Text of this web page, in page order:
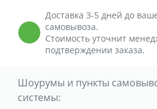
Доставка 3-5 дней до
самовывоза.
Стоимость уточнит
подтверждении заказа.
Шоурумы и пункты
системы: